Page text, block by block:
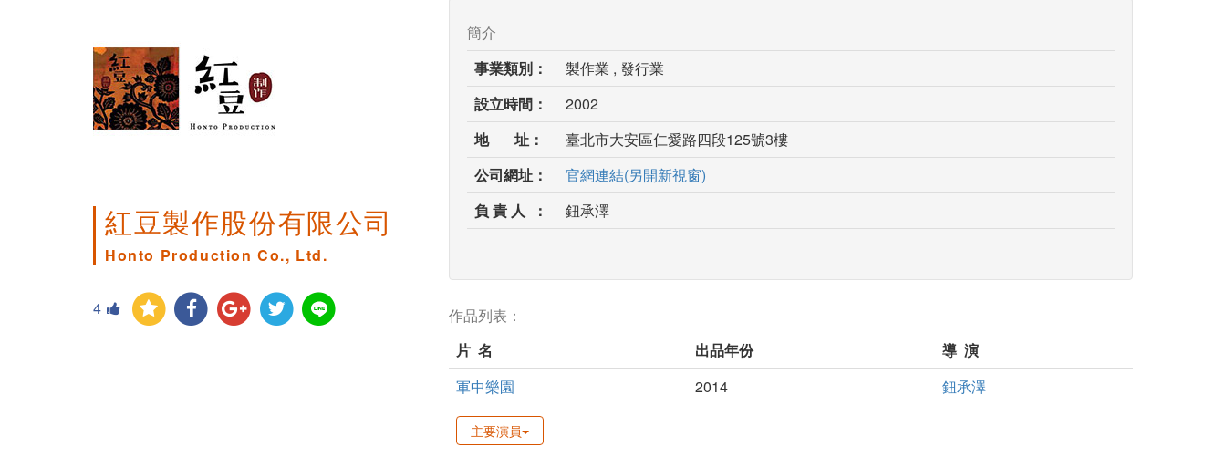
紅豆製作股份有限公司
Honto Production Co., Ltd.
4
簡介
事業類別：
製作業 , 發行業
設立時間：
2002
地 址：
臺北市大安區仁愛路四段125號3樓
公司網址：
官網連結(另開新視窗)
負 責 人 ：
鈕承澤
作品列表：
片 名
出品年份
導 演
軍中樂園
2014 鈕承澤
主要演員